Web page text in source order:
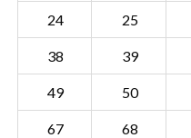
24 25
38 39
49 50
67 68